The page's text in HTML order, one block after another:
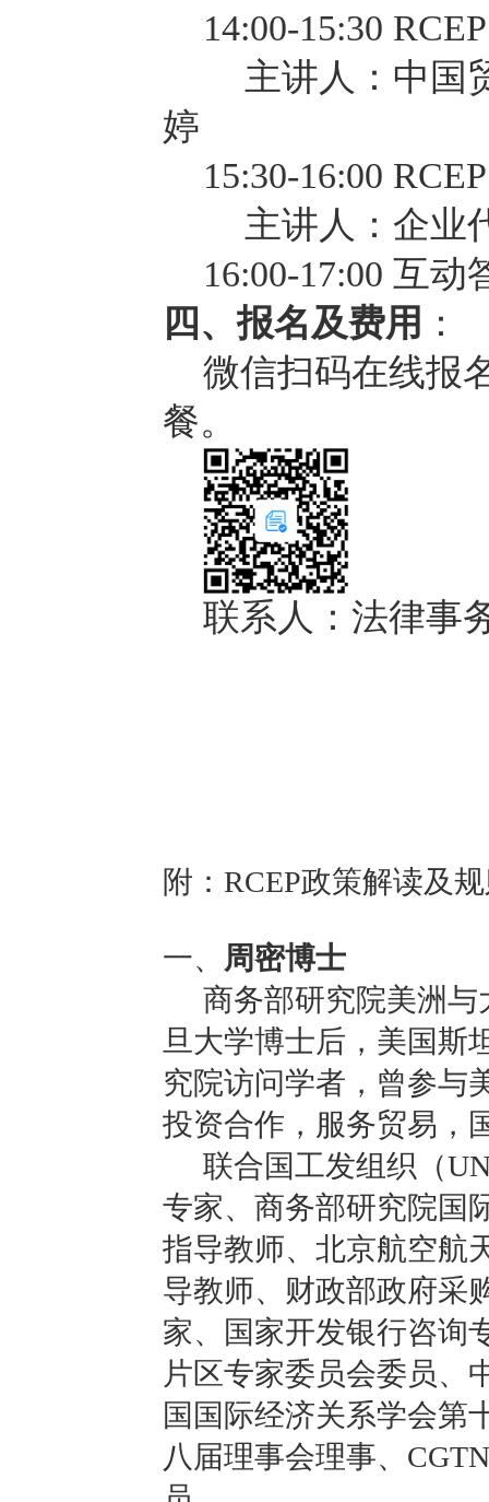
14:00-15:30
主讲人：中国
婷
15:30-16:00
主讲人：企业
16:00-17:00 互动
四、报名及费用 ：
微信扫码在线报
餐。
联系人：法律事
附：RCEP政策解读及
一、
周密博士
商务部研究院美洲
旦大学博士后，美国斯
究院访问学者，曾参与
投资合作，服务贸易，
联合国工发组织（
专家、商务部研究院国
指导教师、北京航空航
导教师、财政部政府采
家、国家开发银行咨询
片区专家委员会委员、
国国际经济关系学会第
八届理事会理事、